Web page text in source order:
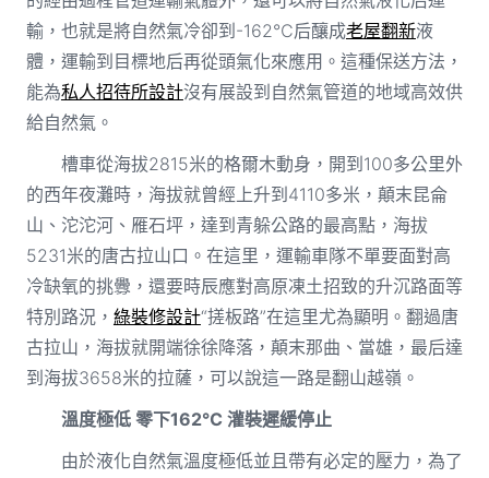
輸，也就是將自然氣冷卻到-162℃后釀成老屋翻新液
體，運輸到目標地后再從頭氣化來應用。這種保送方法，
能為私人招待所設計沒有展設到自然氣管道的地域高效供
給自然氣。
槽車從海拔2815米的格爾木動身，開到100多公里外
的西年夜灘時，海拔就曾經上升到4110多米，顛末昆侖
山、沱沱河、雁石坪，達到青躲公路的最高點，海拔
5231米的唐古拉山口。在這里，運輸車隊不單要面對高
冷缺氧的挑釁，還要時辰應對高原凍土招致的升沉路面等
特別路況， 綠裝修設計“搓板路”在這里尤為顯明。翻過唐
古拉山，海拔就開端徐徐降落，顛末那曲、當雄，最后達
到海拔3658米的拉薩，可以說這一路是翻山越嶺。
溫度極低 零下162℃ 灌裝遲緩停止
由於液化自然氣溫度極低並且帶有必定的壓力，為了